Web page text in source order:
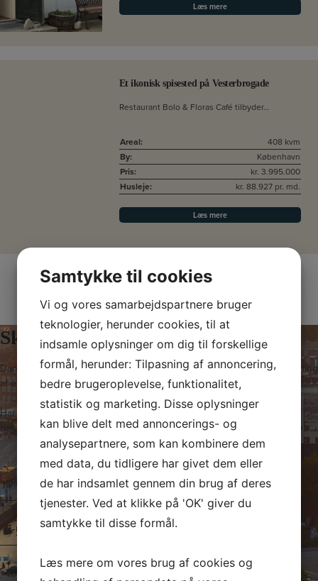
Læs mere
Et ikonisk spisested på Vesterbrogade
Restaurant Bolo & Floras Café tilbyder…
Areal:
408 kvm
By:
København
Pris:
kr. 3.995.000
Husleje:
kr. 88.927 pr. md.
Læs mere
Skriv til os i dag
Dansk Ejendoms-Center ApS står klar til at hjælpe med salg og udlejning
af erhvervslokaler i København og på resten af Sjælland.
Har du spørgsmål til vores arbejde, kan du med fordel sende os en
besked. Vi vender tilbage hurtigst muligt!
N
a
v
n
*
-
m
a
T
Samtykke til cookies
Vi og vores samarbejdspartnere bruger
teknologier, herunder cookies, til at
indsamle oplysninger om dig til forskellige
formål, herunder: Tilpasning af annoncering,
bedre brugeroplevelse, funktionalitet,
statistik og marketing. Disse oplysninger
kan blive delt med annoncerings- og
analysepartnere, som kan kombinere dem
med data, du tidligere har givet dem eller
de har indsamlet gennem din brug af deres
tjenester. Ved at klikke på 'OK' giver du
samtykke til disse formål.
Læs mere om vores brug af cookies og